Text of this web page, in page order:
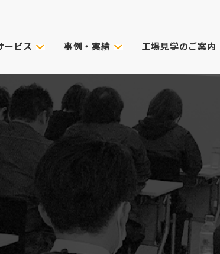
ービス
プロダクトデザイン
筐体設計
CG動画制作
XRサービス
PoC受託サービス
ご注文の流れ
よくあるご質問
事例・実績
事例・実績
主なクライアント様の業界
これまでのご依頼例
工場見学のご案内